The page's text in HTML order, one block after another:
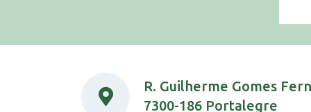
R. Guilherme Gomes
7300-186 Portalegre